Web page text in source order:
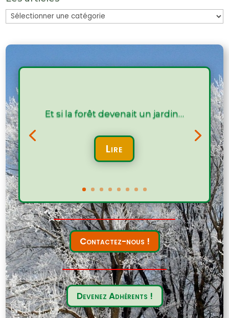
Les
Et si la forêt devenait un jardin…
Lire
Contactez-nous !
Devenez Adhérents !